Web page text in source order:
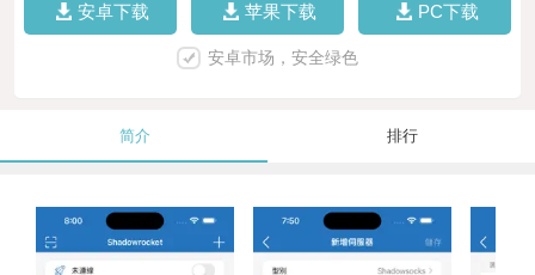
安卓下载 苹果下载 PC下载
安卓市场，安全绿色
简介 排行